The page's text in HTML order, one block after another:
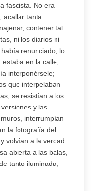
fascista. No era
acallar tanta
contener tal
ni los diarios ni
renunciado, lo
en la calle,
interponérsele;
que interpelaban
se resistían a los
y las
interrumpían
la fotografía del
volvían a la verdad
abierta a las balas,
tanto iluminada,